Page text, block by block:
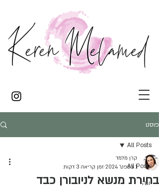
פוסט
All Posts
יוגה
All Posts
בחירת מנשא לניובורן כבד
קרן מלמד
1 בספט׳ 2024
זמן קריאה 3 דקות